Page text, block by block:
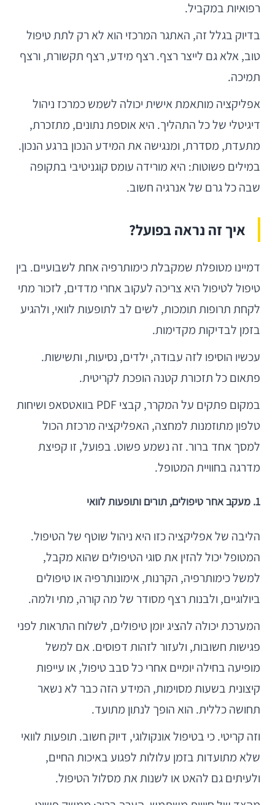
רפואיות במקביל.
בדיוק בגלל זה, האתגר המרכזי הוא לא רק לתת טיפול
טוב, אלא גם לייצר רצף. רצף מידע, רצף תקשורת, ורצף
תמיכה.
אפליקציה מותאמת אישית יכולה לשמש כמרכז ניהול
דיגיטלי של כל התהליך. היא אוספת נתונים, מתזכרת,
מתעדת, מסדרת, ומנגישה את המידע הנכון ברגע הנכון.
במילים פשוטות: היא מורידה עומס קוגניטיבי בתקופה
שבה כל גרם של אנרגיה חשוב.
איך זה נראה בפועל?
דמיינו מטופלת שמקבלת כימותרפיה אחת לשבועיים. בין
טיפול לטיפול היא צריכה לעקוב אחרי מדדים, לזכור מתי
לקחת תרופות תומכות, לשים לב לתופעות לוואי, ולהגיע
בזמן לבדיקות מקדימות.
עכשיו הוסיפו לזה עבודה, ילדים, נסיעות, ותשישות.
פתאום כל תזכורת קטנה הופכת לקריטית.
במקום פתקים על המקרר, קבצי PDF בוואטסאפ ושיחות
טלפון מתוזמנות למחצה, האפליקציה מרכזת הכול
למסך אחד ברור. זה נשמע פשוט. בפועל, זו קפיצת
מדרגה בחוויית המטופל.
1. מעקב אחר טיפולים, תורים ותופעות לוואי
הליבה של אפליקציה כזו היא ניהול שוטף של הטיפול.
המטופל יכול להזין את סוגי הטיפולים שהוא מקבל,
למשל כימותרפיה, הקרנות, אימונותרפיה או טיפולים
ביולוגיים, ולבנות רצף מסודר של מה קורה, מתי ולמה.
המערכת יכולה להציג יומן טיפולים, לשלוח התראות לפני
פגישות חשובות, ולעזור לזהות דפוסים. אם למשל
מופיעה בחילה יומיים אחרי כל סבב טיפול, או עייפות
קיצונית בשעות מסוימות, המידע הזה כבר לא נשאר
תחושה כללית. הוא הופך לנתון מתועד.
וזה קריטי. כי בטיפול אונקולוגי, דיוק חשוב. תופעות לוואי
שלא מתועדות בזמן עלולות לפגוע באיכות החיים,
ולעיתים גם להאט או לשנות את מסלול הטיפול.